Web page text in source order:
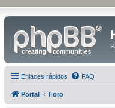
Enlaces rápidos FAQ
Portal Foro